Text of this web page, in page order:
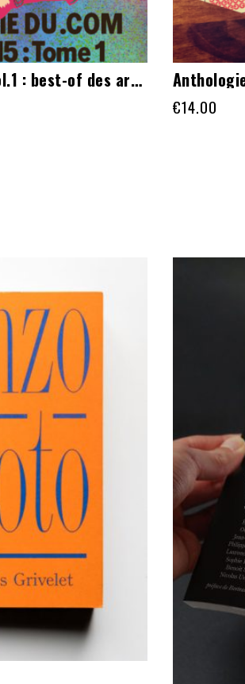
Anthologie du .com Vol.1 : best-of des articles du site
€14.00